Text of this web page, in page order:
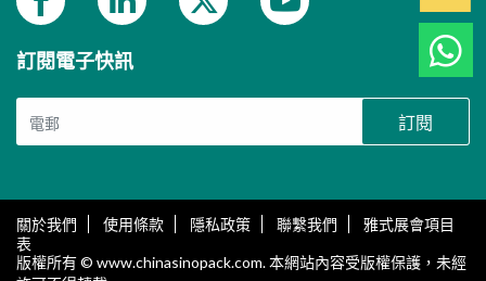
訂閱電子快訊
訂閱
關於我們 使用條款 隱私政策 聯繫我們
雅式展會項目
表
版權所有 © www.chinasinopack.com. 本網站內容受版權保護，未經